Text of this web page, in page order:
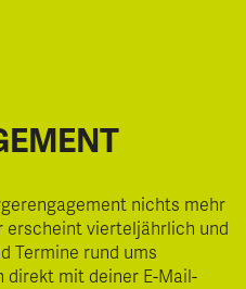
nichts mehr
erscheint vierteljährlich und
Termine rund ums
direkt mit deiner E-Mail-